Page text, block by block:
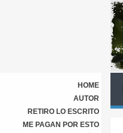
HOME
AUTOR
RETIRO LO ESCRITO
ME PAGAN POR ESTO